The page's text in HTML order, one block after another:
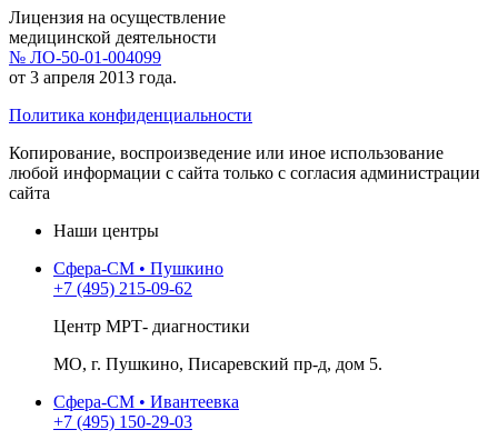
Лицензия на осуществление
медицинской деятельности
№ ЛО-50-01-004099
от 3 апреля 2013 года.
Политика конфиденциальности
Копирование, воспроизведение или иное использование
любой информации с сайта только с согласия администрации
сайта
Наши центры
Сфера-СМ • Пушкино
+7 (495) 215-09-62
Центр МРТ- диагностики
МО, г. Пушкино, Писаревский пр-д, дом 5.
Сфера-СМ • Ивантеевка
+7 (495) 150-29-03